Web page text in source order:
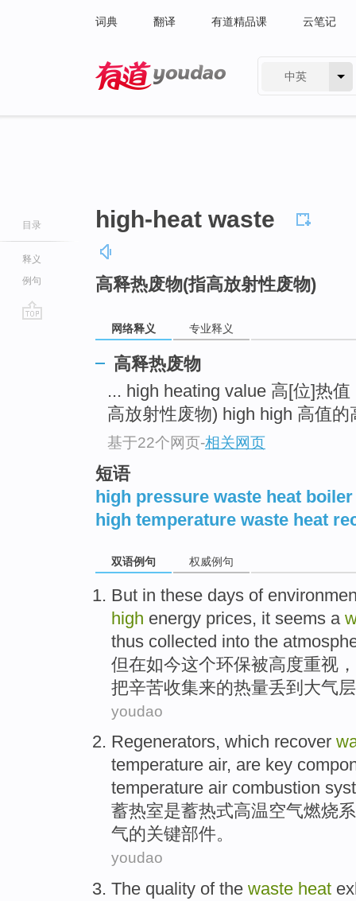
词典 翻译 有道精品课 云笔记
中英
目录
释义
例句
high-heat waste
高释热废物(指高放射性废物)
网络释义 专业释义
高释热废物
... high heating value 高[位]热值
高放射性废物) high high 高值的
基于22个网页-相关网页
短语
high pressure waste heat boiler
high temperature waste heat
双语例句 权威例句
But in these days of
high energy prices, it seems a
thus collected into the
但在如今这个环保被高度重视
把辛苦收集来的热量丢到大气
youdao
Regenerators, which recover
temperature air, are key
temperature air combustion
蓄热室是蓄热式高温空气燃烧
气的关键部件。
youdao
The quality of the waste heat